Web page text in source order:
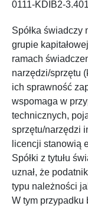
0111-KDIB2-
Spółka świadczy
grupie
ramach
narzędzi/sprzętu
ich sprawność
wspomaga w
technicznych,
sprzętu/narzędzi
licencji stanowią
Spółki z tytułu
uznał, że
typu należności
W tym przypadku